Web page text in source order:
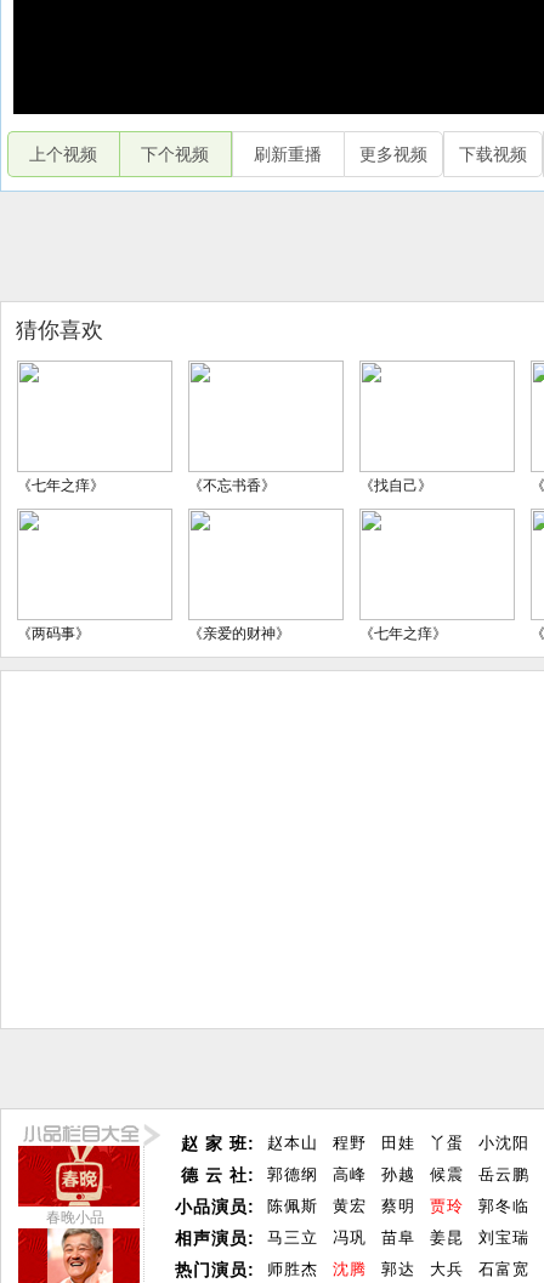
上个视频 下个视频 刷新重播 更多视频 下载视频
猜你喜欢
《七年之痒》 《不忘书香》 《找自己》
《两码事》 《亲爱的财神》 《七年之痒》
春晚小品
赵 家 班:
德 云 社:
小品演员:
相声演员:
热门演员:
赵本山 程野 田娃 丫蛋
小沈阳
郭德纲
高峰 孙越 候震
岳云鹏
陈佩斯
黄宏 蔡明 贾玲
郭冬临
马三立
冯巩 苗阜 姜昆
刘宝瑞
师胜杰
沈腾 郭达 大兵 石富宽